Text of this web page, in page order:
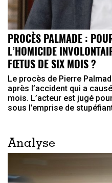
PROCÈS PALMADE :
L’HOMICIDE
FŒTUS DE SIX MOIS ?
Le procès de Pierre
après l’accident qui a
mois. L’acteur est jugé
sous l’emprise de
Analyse